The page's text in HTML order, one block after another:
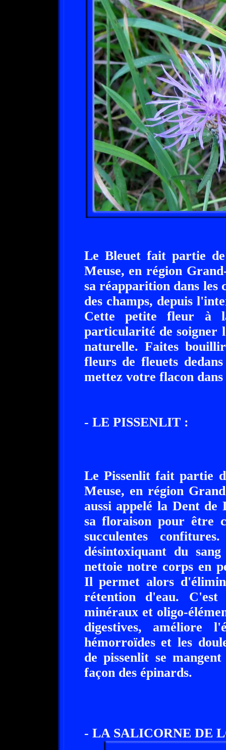
Le Bleuet fait partie
Meuse, en région
sa réapparition dans les
des champs, depuis
Cette petite fleur à
particularité de soigner
naturelle. Faites
fleurs de fleuets
mettez votre flacon
- LE PISSENLIT :
Le Pissenlit fait partie
Meuse, en région
aussi appelé la Dent
sa floraison pour être
succulentes
désintoxiquant du
nettoie notre corps en
Il permet alors
rétention d'eau.
minéraux et oligo-
digestives, améliore
hémorroïdes et les
de pissenlit se
façon des épinards.
- LA SALICORNE DE